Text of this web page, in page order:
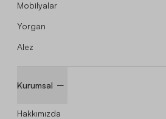
Mobilyalar
Yorgan
Alez
Kurumsal
Hakkımızda